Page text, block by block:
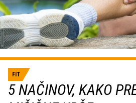
FIT
5 NAČINOV, KAKO